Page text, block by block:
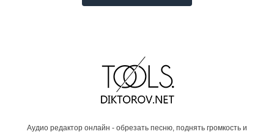
Аудио редактор онлайн - обрезать песню, поднять громкость и